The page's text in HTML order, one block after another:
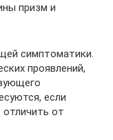
призм и
симптоматики.
проявлений,
если
отличить от